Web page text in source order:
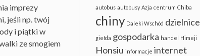
imprezy
jeśli np. twój
i piątki w
ze smogiem
autobus autobusy Azja centrum Chiba
chiny Daleki Wschód dzielnice
giełda gospodarka handel Himeji
Honsiu informacje internet